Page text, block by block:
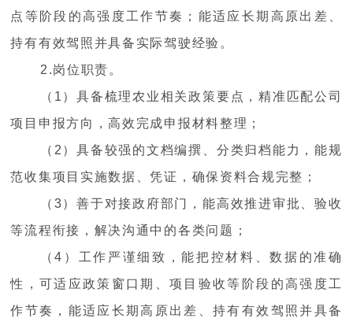
点等阶段的高强度工作节奏；能适应长期高原出差、
持有有效驾照并具备实际驾驶经验。
2.岗位职责。
（1）具备梳理农业相关政策要点，精准匹配公司
项目申报方向，高效完成申报材料整理；
（2）具备较强的文档编撰、分类归档能力，能规
范收集项目实施数据、凭证，确保资料合规完整；
（3）善于对接政府部门，能高效推进审批、验收
等流程衔接，解决沟通中的各类问题；
（4）工作严谨细致，能把控材料、数据的准确
性，可适应政策窗口期、项目验收等阶段的高强度工
作节奏，能适应长期高原出差、持有有效驾照并具备